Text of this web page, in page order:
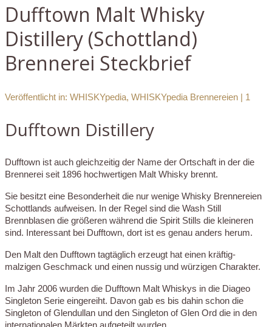
Dufftown Malt Whisky
Distillery (Schottland)
Brennerei Steckbrief
Veröffentlicht in: WHISKYpedia, WHISKYpedia Brennereien | 1
Dufftown Distillery
Dufftown ist auch gleichzeitig der Name der Ortschaft in der die
Brennerei seit 1896 hochwertigen Malt Whisky brennt.
Sie besitzt eine Besonderheit die nur wenige Whisky Brennereien
Schottlands aufweisen. In der Regel sind die Wash Still
Brennblasen die größeren während die Spirit Stills die kleineren
sind. Interessant bei Dufftown, dort ist es genau anders herum.
Den Malt den Dufftown tagtäglich erzeugt hat einen kräftig-
malzigen Geschmack und einen nussig und würzigen Charakter.
Im Jahr 2006 wurden die Dufftown Malt Whiskys in die Diageo
Singleton Serie eingereiht. Davon gab es bis dahin schon die
Singleton of Glendullan und den Singleton of Glen Ord die in den
internationalen Märkten aufgeteilt wurden.